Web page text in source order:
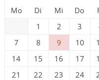
Mo
Di Mi Do
1
2 3
7
8 9 10
14
15 16 17
21
22 23 24